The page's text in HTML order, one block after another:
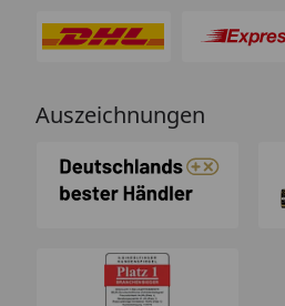
Auszeichnungen